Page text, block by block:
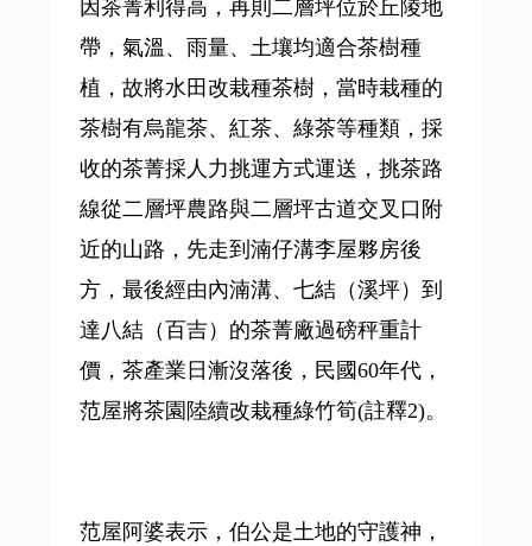
因茶菁利得高，再則二層坪位於丘陵地
帶，氣溫、雨量、土壤均適合茶樹種
植，故將水田改栽種茶樹，當時栽種的
茶樹有烏龍茶、紅茶、綠茶等種類，採
收的茶菁採人力挑運方式運送，挑茶路
線從二層坪農路與二層坪古道交叉口附
近的山路，先走到湳仔溝李屋夥房後
方，最後經由內湳溝、七結（溪坪）到
達八結（百吉）的茶菁廠過磅秤重計
價，茶產業日漸沒落後，民國60年代，
范屋將茶園陸續改栽種綠竹筍(註釋2)。
范屋阿婆表示，伯公是土地的守護神，